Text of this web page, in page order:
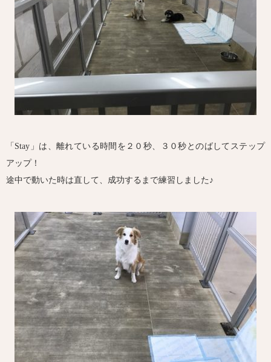
「Stay」は、離れている時間を２０秒、３０秒とのばしてステップ
アップ！
途中で動いた時は直して、成功するまで練習しました♪